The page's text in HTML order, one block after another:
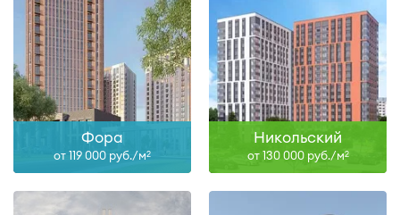
Фора
от 119 000 руб./м2
Никольский
от 130 000 руб./м2